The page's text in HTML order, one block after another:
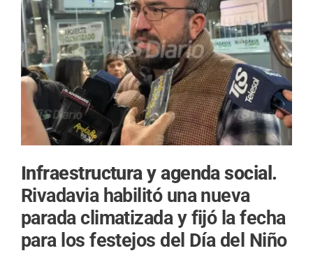
Infraestructura y agenda social.
Rivadavia habilitó una nueva
parada climatizada y fijó la fecha
para los festejos del Día del Niño